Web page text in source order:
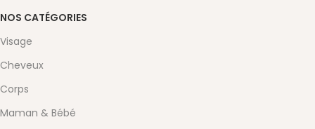
NOS CATÉGORIES
Visage
Cheveux
Corps
Maman & Bébé